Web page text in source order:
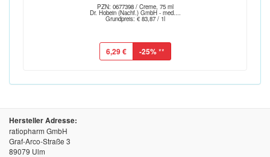
PZN: 0677398 / Creme, 75 ml
Dr. Hobein (Nachf.) GmbH - med....
Grundpreis: € 83,87 / 1l
6,29 € -25%**
Hersteller Adresse:
ratiopharm GmbH
Graf-Arco-Straße 3
89079 Ulm